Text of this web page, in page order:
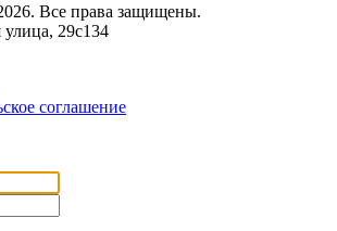
Все права защищены.
29с134
соглашение